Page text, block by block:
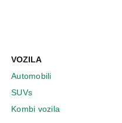
VOZILA
Automobili
SUVs
Kombi vozila